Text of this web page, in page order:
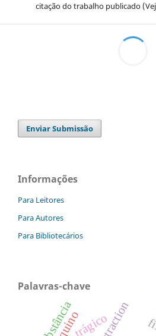
citação do trabalho publicado
Enviar Submissão
Informações
Para Leitores
Para Autores
Para Bibliotecários
Palavras-chave
trágico
substância